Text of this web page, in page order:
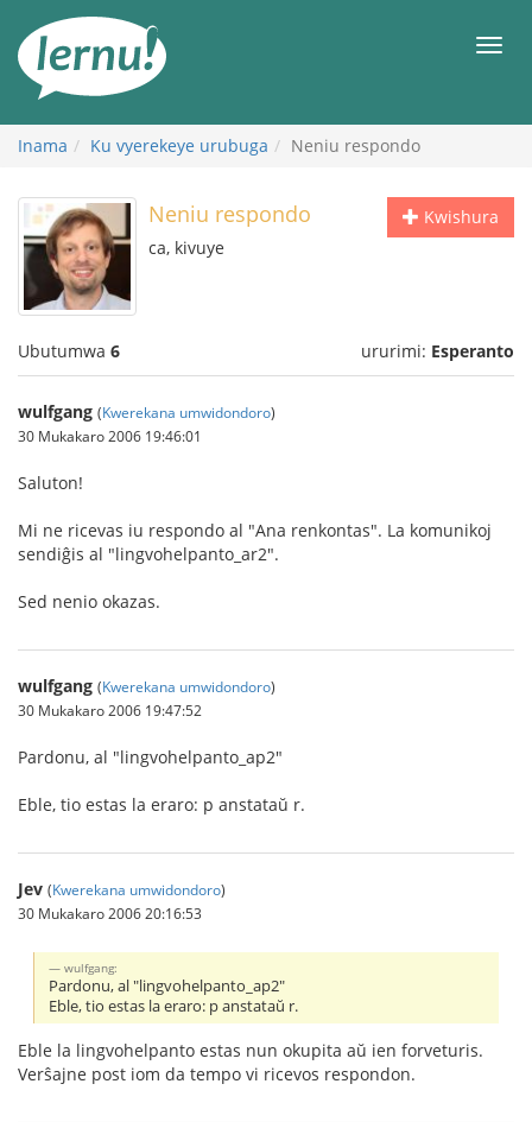
rupapuro
rw'ibirimwo
Inama Ku vyerekeye urubuga Neniu respondo
Kwishura
Neniu respondo
ca, kivuye
Ubutumwa 6 ururimi: Esperanto
wulfgang (Kwerekana umwidondoro)
30 Mukakaro 2006 19:46:01
Saluton!
Mi ne ricevas iu respondo al "Ana renkontas". La komunikoj
sendiĝis al "lingvohelpanto_ar2".
Sed nenio okazas.
wulfgang (Kwerekana umwidondoro)
30 Mukakaro 2006 19:47:52
Pardonu, al "lingvohelpanto_ap2"
Eble, tio estas la eraro: p anstataŭ r.
Jev (Kwerekana umwidondoro)
30 Mukakaro 2006 20:16:53
wulfgang:
Pardonu, al "lingvohelpanto_ap2"
Eble, tio estas la eraro: p anstataŭ r.
Eble la lingvohelpanto estas nun okupita aŭ ien forveturis.
Verŝajne post iom da tempo vi ricevos respondon.